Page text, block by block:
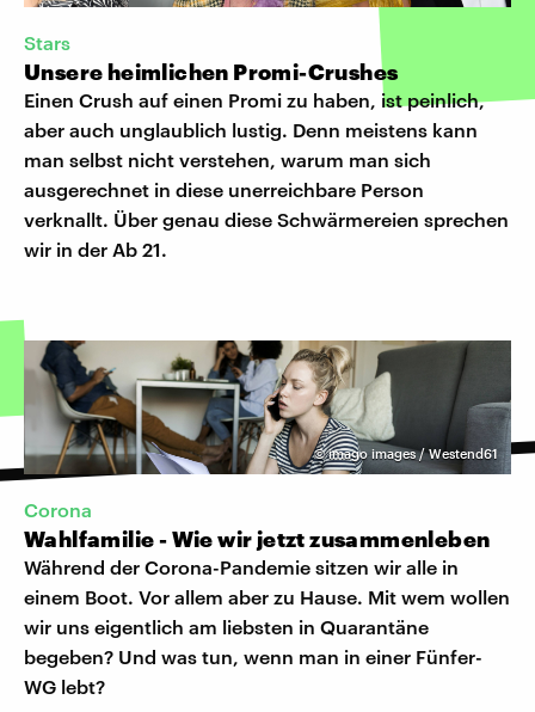
Stars
Unsere heimlichen Promi-Crushes
Einen Crush auf einen Promi zu haben, ist peinlich,
aber auch unglaublich lustig. Denn meistens kann
man selbst nicht verstehen, warum man sich
ausgerechnet in diese unerreichbare Person
verknallt. Über genau diese Schwärmereien sprechen
wir in der Ab 21.
©imago images / Westend61
Corona
Wahlfamilie - Wie wir jetzt zusammenleben
Während der Corona-Pandemie sitzen wir alle in
einem Boot. Vor allem aber zu Hause. Mit wem wollen
wir uns eigentlich am liebsten in Quarantäne
begeben? Und was tun, wenn man in einer Fünfer-
WG lebt?